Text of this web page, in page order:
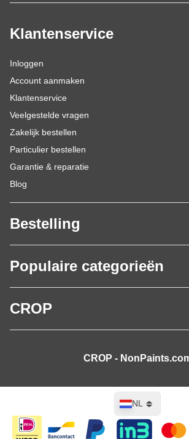
Klantenservice
Inloggen
Account aanmaken
Klantenservice
Veelgestelde vragen
Zakelijk bestellen
Particulier bestellen
Garantie & reparatie
Blog
Bestelling
Populaire categorieën
CROP
CROP -
Taal
NL